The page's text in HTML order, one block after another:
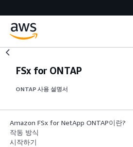
FSx for ONTAP
ONTAP 사용 설명서
Amazon FSx for NetApp ONTAP이란?
작동 방식
시작하기